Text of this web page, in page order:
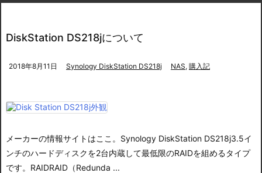
DiskStation DS218jについて
2018年8月11日 Synology DiskStation DS218j NAS, 購入記
メーカーの情報サイトはここ。 Synology DiskStation DS218j3.5イ
ンチのハードディスクを2台内蔵して最低限のRAIDを組めるタイプ
です。 RAIDRAID（Redunda ...